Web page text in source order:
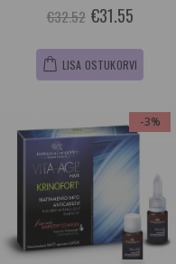
€32.52 €31.55
LISA OSTUKORVI
-3%